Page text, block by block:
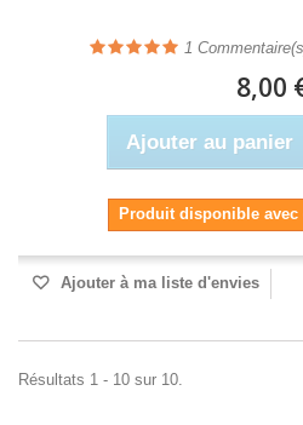
1
8,00
Ajouter au panier
Produit disponible
Ajouter à ma liste d'envies
Résultats 1 - 10 sur 10.